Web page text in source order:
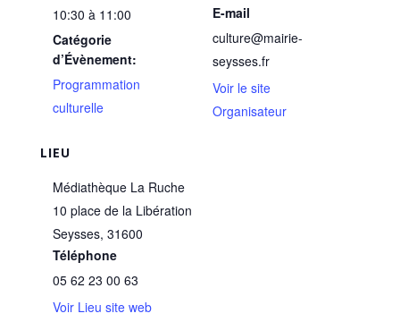
10:30 à 11:00
Catégorie
d’Évènement:
Programmation
culturelle
LIEU
Médiathèque La Ruche
10 place de la Libération
Seysses, 31600
Téléphone
05 62 23 00 63
Voir Lieu site web
E-mail
culture@mairie-
seysses.fr
Voir le site
Organisateur